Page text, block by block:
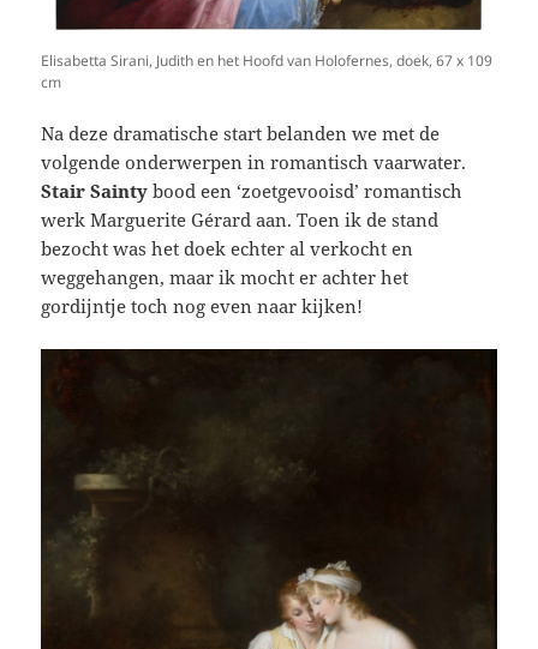
Elisabetta Sirani, Judith en het Hoofd van Holofernes, doek, 67 x 109
cm
Na deze dramatische start belanden we met de
volgende onderwerpen in romantisch vaarwater.
Stair Saintybood een ‘zoetgevooisd’ romantisch
werk Marguerite Gérard aan. Toen ik de stand
bezocht was het doek echter al verkocht en
weggehangen, maar ik mocht er achter het
gordijntje toch nog even naar kijken!